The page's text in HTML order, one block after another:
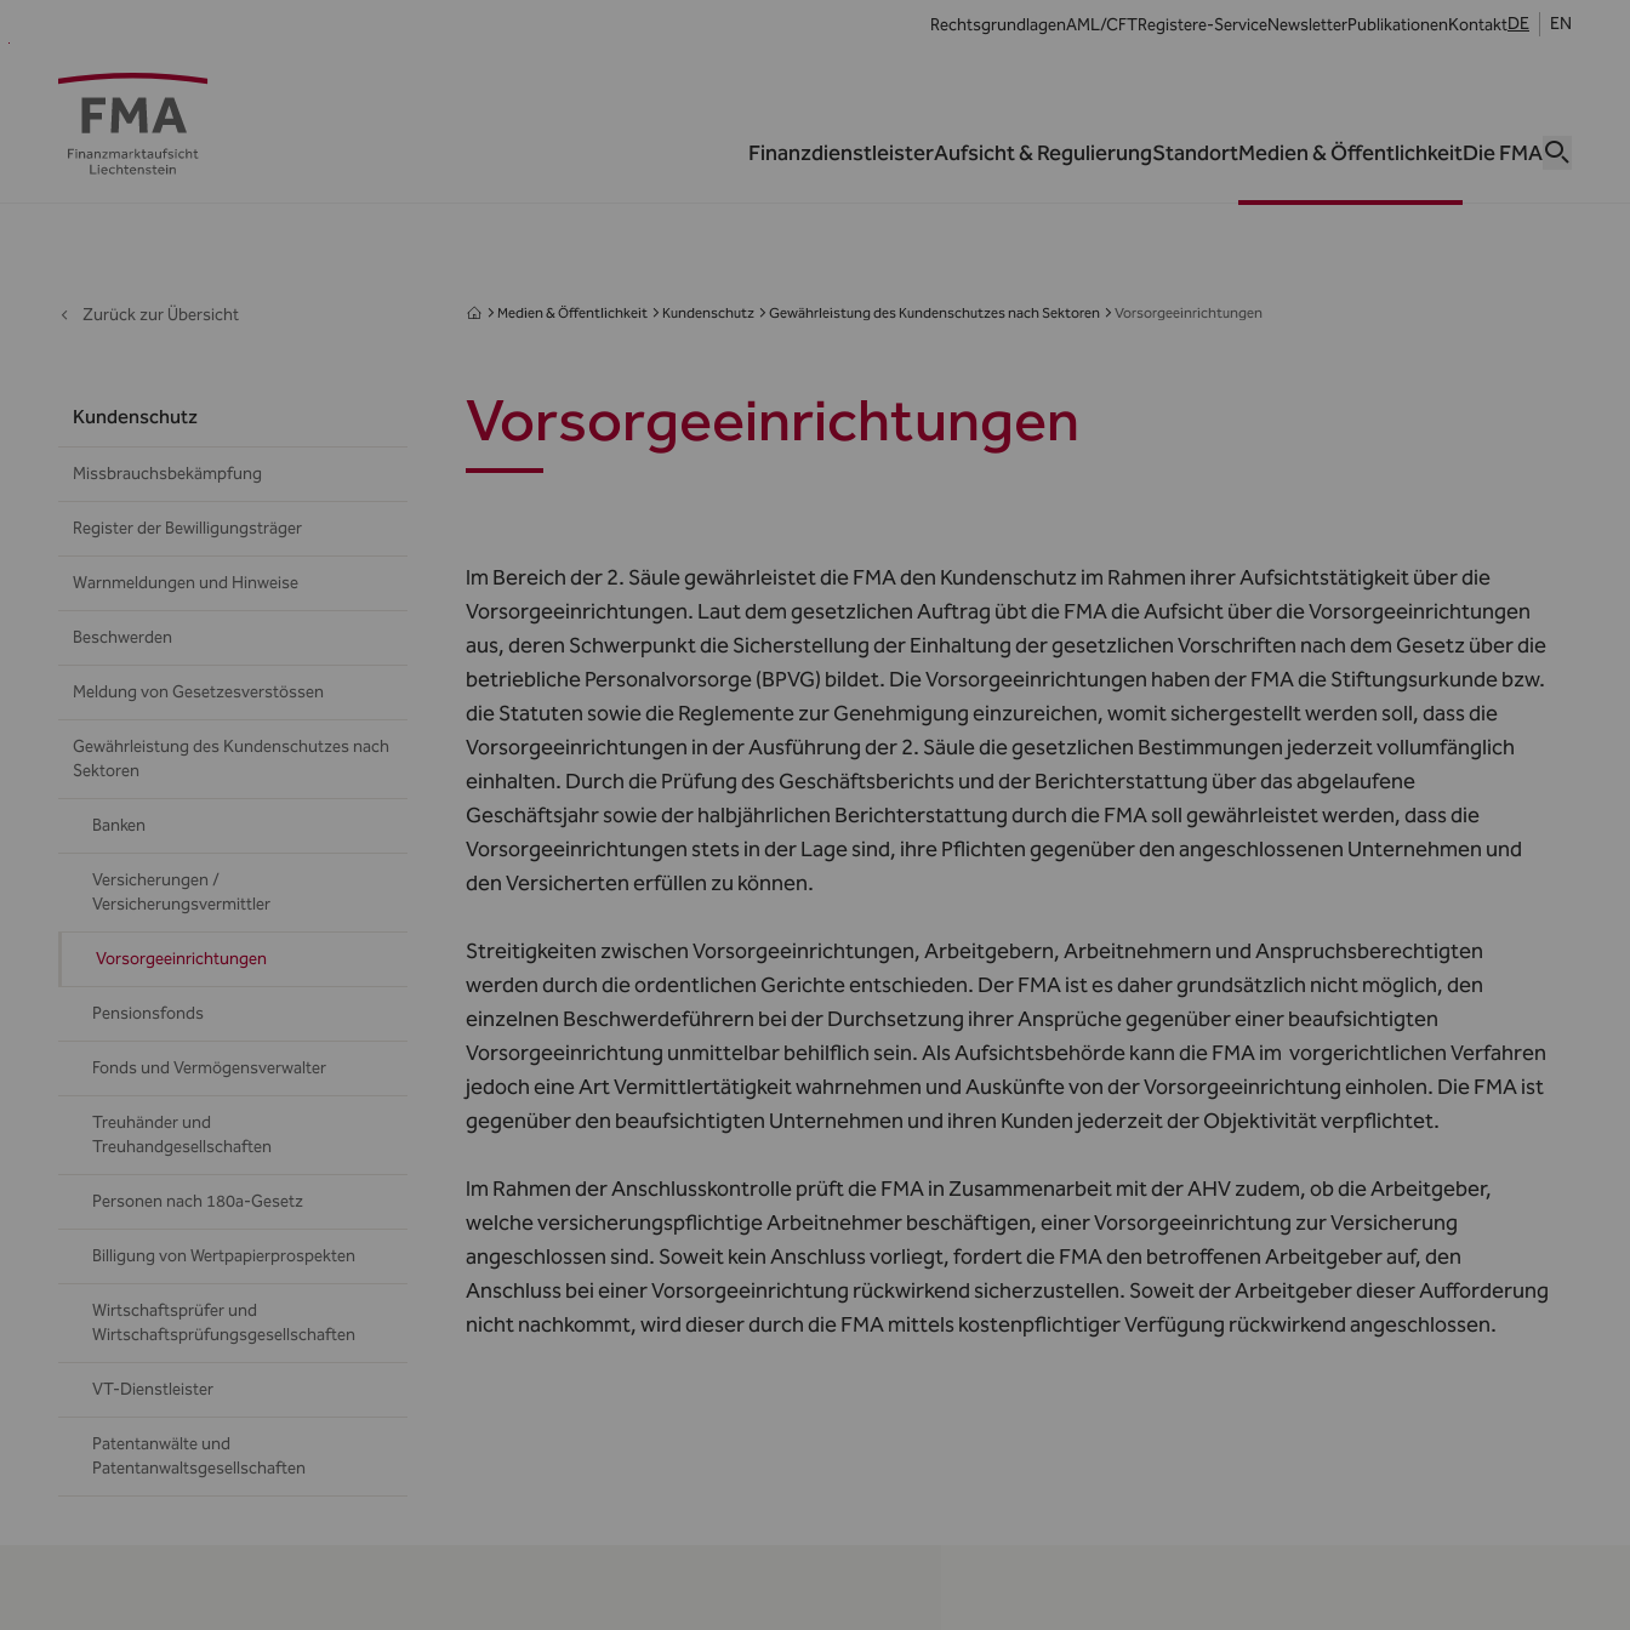
Regulierung
Öffentlichkeit
RechtsgrundlagenAML/CFTRegistere-ServiceNewsletterPublikationenKontaktDE EN
FinanzdienstleisterAufsicht & RegulierungStandortMedien & ÖffentlichkeitDie FMA
Zurück zur Übersicht
Kundenschutz
Missbrauchsbekämpfung
Register der Bewilligungsträger
Warnmeldungen und Hinweise
Beschwerden
Meldung von Gesetzesverstössen
Gewährleistung des Kundenschutzes nach
Sektoren
Banken
Versicherungen /
Versicherungsvermittler
Vorsorgeeinrichtungen
Pensionsfonds
Fonds und Vermögensverwalter
Treuhänder und
Treuhandgesellschaften
Personen nach 180a-Gesetz
Billigung von Wertpapierprospekten
Wirtschaftsprüfer und
Wirtschaftsprüfungsgesellschaften
VT-Dienstleister
Patentanwälte und
Patentanwaltsgesellschaften
Medien & Öffentlichkeit Kundenschutz Gewährleistung des Kundenschutzes nach Sektoren Vorsorgeeinrichtungen
Vorsorgeeinrichtungen
Im Bereich der 2. Säule gewährleistet die FMA den Kundenschutz im Rahmen ihrer Aufsichtstätigkeit über die
Vorsorgeeinrichtungen. Laut dem gesetzlichen Auftrag übt die FMA die Aufsicht über die Vorsorgeeinrichtungen
aus, deren Schwerpunkt die Sicherstellung der Einhaltung der gesetzlichen Vorschriften nach dem Gesetz über die
betriebliche Personalvorsorge (BPVG) bildet. Die Vorsorgeeinrichtungen haben der FMA die Stiftungsurkunde bzw.
die Statuten sowie die Reglemente zur Genehmigung einzureichen, womit sichergestellt werden soll, dass die
Vorsorgeeinrichtungen in der Ausführung der 2. Säule die gesetzlichen Bestimmungen jederzeit vollumfänglich
einhalten. Durch die Prüfung des Geschäftsberichts und der Berichterstattung über das abgelaufene
Geschäftsjahr sowie der halbjährlichen Berichterstattung durch die FMA soll gewährleistet werden, dass die
Vorsorgeeinrichtungen stets in der Lage sind, ihre Pflichten gegenüber den angeschlossenen Unternehmen und
den Versicherten erfüllen zu können.
Streitigkeiten zwischen Vorsorgeeinrichtungen, Arbeitgebern, Arbeitnehmern und Anspruchsberechtigten
werden durch die ordentlichen Gerichte entschieden. Der FMA ist es daher grundsätzlich nicht möglich, den
einzelnen Beschwerdeführern bei der Durchsetzung ihrer Ansprüche gegenüber einer beaufsichtigten
Vorsorgeeinrichtung unmittelbar behilflich sein. Als Aufsichtsbehörde kann die FMA im vorgerichtlichen Verfahren
jedoch eine Art Vermittlertätigkeit wahrnehmen und Auskünfte von der Vorsorgeeinrichtung einholen. Die FMA ist
gegenüber den beaufsichtigten Unternehmen und ihren Kunden jederzeit der Objektivität verpflichtet.
Im Rahmen der Anschlusskontrolle prüft die FMA in Zusammenarbeit mit der AHV zudem, ob die Arbeitgeber,
welche versicherungspflichtige Arbeitnehmer beschäftigen, einer Vorsorgeeinrichtung zur Versicherung
angeschlossen sind. Soweit kein Anschluss vorliegt, fordert die FMA den betroffenen Arbeitgeber auf, den
Anschluss bei einer Vorsorgeeinrichtung rückwirkend sicherzustellen. Soweit der Arbeitgeber dieser Aufforderung
nicht nachkommt, wird dieser durch die FMA mittels kostenpflichtiger Verfügung rückwirkend angeschlossen.